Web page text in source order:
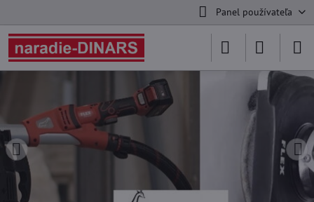
Panel používateľa